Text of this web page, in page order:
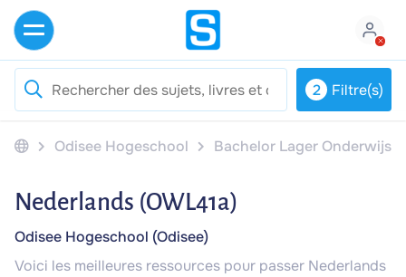
Odisee Hogeschool Bachelor Lager Onderwijs
2 Filtre(s)
Nederlands (OWL41a)
Odisee Hogeschool (Odisee)
Voici les meilleures ressources pour passer Nederlands